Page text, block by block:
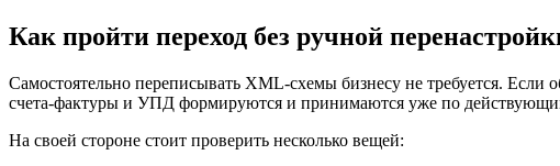
Как пройти переход без ручной
Самостоятельно переписывать XML-схемы бизнесу не требуется.
счета-фактуры и УПД формируются и принимаются уже по
На своей стороне стоит проверить несколько вещей: